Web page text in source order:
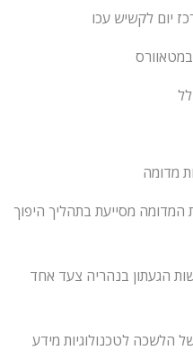
יום לקשיש עכו
מדומה
המדומה מסייעת בתהליך היפוך
הגעתון בנהריה צעד אחד